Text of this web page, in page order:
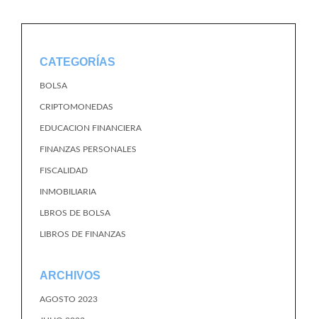
CATEGORÍAS
BOLSA
CRIPTOMONEDAS
EDUCACION FINANCIERA
FINANZAS PERSONALES
FISCALIDAD
INMOBILIARIA
LBROS DE BOLSA
LIBROS DE FINANZAS
ARCHIVOS
AGOSTO 2023